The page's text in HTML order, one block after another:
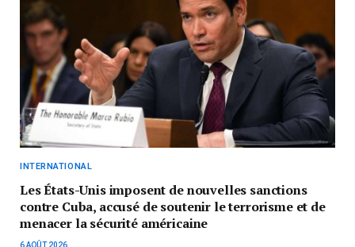
INTERNATIONAL
Les États-Unis imposent de nouvelles sanctions
contre Cuba, accusé de soutenir le terrorisme et de
menacer la sécurité américaine